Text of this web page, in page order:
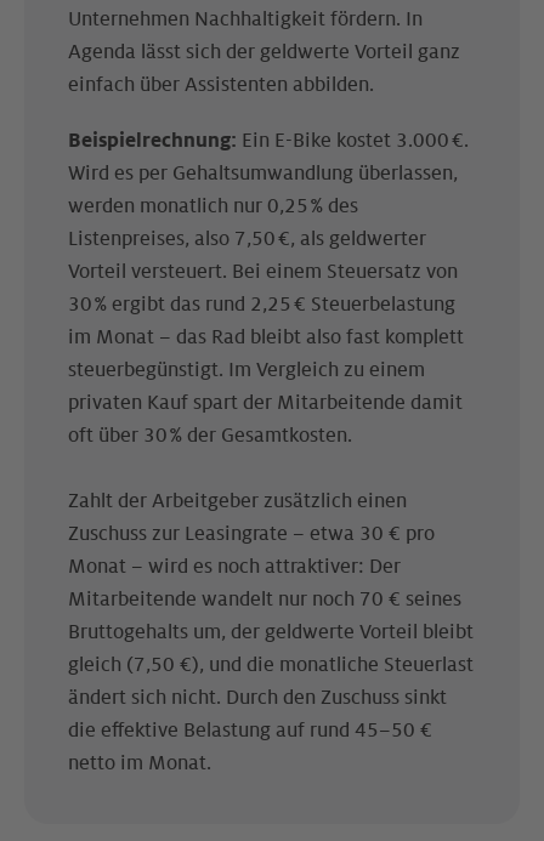
Unternehmen Nachhaltigkeit fördern. In
Agenda lässt sich der geldwerte Vorteil ganz
einfach über Assistenten abbilden.
Beispielrechnung: Ein E-Bike kostet 3.000 €.
Wird es per Gehaltsumwandlung überlassen,
werden monatlich nur 0,25 % des
Listenpreises, also 7,50 €, als geldwerter
Vorteil versteuert. Bei einem Steuersatz von
30 % ergibt das rund 2,25 € Steuerbelastung
im Monat – das Rad bleibt also fast komplett
steuerbegünstigt. Im Vergleich zu einem
privaten Kauf spart der Mitarbeitende damit
oft über 30 % der Gesamtkosten.
Zahlt der Arbeitgeber zusätzlich einen
Zuschuss zur Leasingrate – etwa 30 € pro
Monat – wird es noch attraktiver: Der
Mitarbeitende wandelt nur noch 70 € seines
Bruttogehalts um, der geldwerte Vorteil bleibt
gleich (7,50 €), und die monatliche Steuerlast
ändert sich nicht. Durch den Zuschuss sinkt
die effektive Belastung auf rund 45–50 €
netto im Monat.